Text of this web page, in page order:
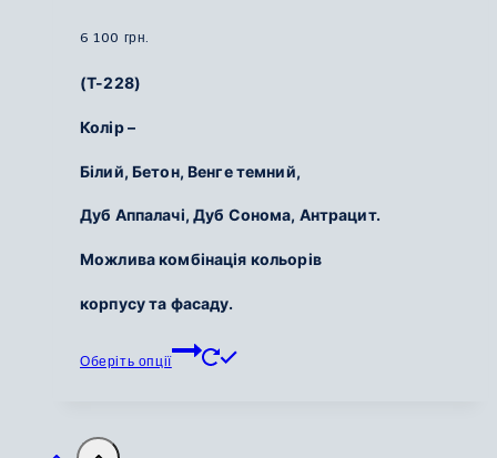
6 100 грн.
(Т-228)
Колір –
Білий, Бетон, Венге темний,
Дуб Аппалачі, Дуб Сонома, Антрацит.
Можлива комбінація кольорів
корпусу та фасаду.
Оберіть опції
Цей